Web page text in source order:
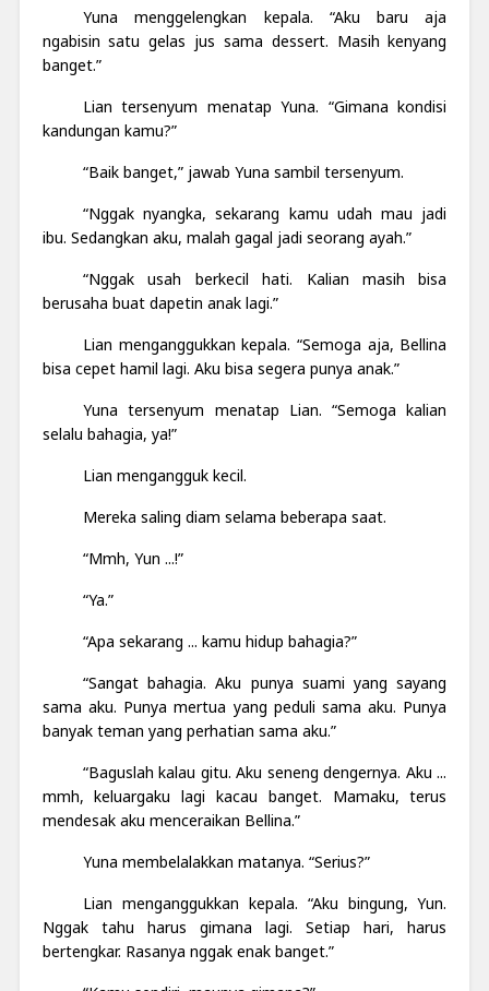
Yuna menggelengkan kepala. “Aku baru aja
ngabisin satu gelas jus sama dessert. Masih kenyang
banget.”
Lian tersenyum menatap Yuna. “Gimana kondisi
kandungan kamu?”
“Baik banget,” jawab Yuna sambil tersenyum.
“Nggak nyangka, sekarang kamu udah mau jadi
ibu. Sedangkan aku, malah gagal jadi seorang ayah.”
“Nggak usah berkecil hati. Kalian masih bisa
berusaha buat dapetin anak lagi.”
Lian menganggukkan kepala. “Semoga aja, Bellina
bisa cepet hamil lagi. Aku bisa segera punya anak.”
Yuna tersenyum menatap Lian. “Semoga kalian
selalu bahagia, ya!”
Lian mengangguk kecil.
Mereka saling diam selama beberapa saat.
“Mmh, Yun ...!”
“Ya.”
“Apa sekarang ... kamu hidup bahagia?”
“Sangat bahagia. Aku punya suami yang sayang
sama aku. Punya mertua yang peduli sama aku. Punya
banyak teman yang perhatian sama aku.”
“Baguslah kalau gitu. Aku seneng dengernya. Aku ...
mmh, keluargaku lagi kacau banget. Mamaku, terus
mendesak aku menceraikan Bellina.”
Yuna membelalakkan matanya. “Serius?”
Lian menganggukkan kepala. “Aku bingung, Yun.
Nggak tahu harus gimana lagi. Setiap hari, harus
bertengkar. Rasanya nggak enak banget.”